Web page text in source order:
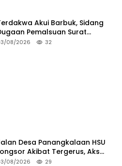
Akui Barbuk, Sidang
Pemalsuan Surat
di HSS Akan Berlanjut
08/2026 32
Desa Panangkalaan HSU
Akibat Tergerus, Akses
Putus
08/2026 29